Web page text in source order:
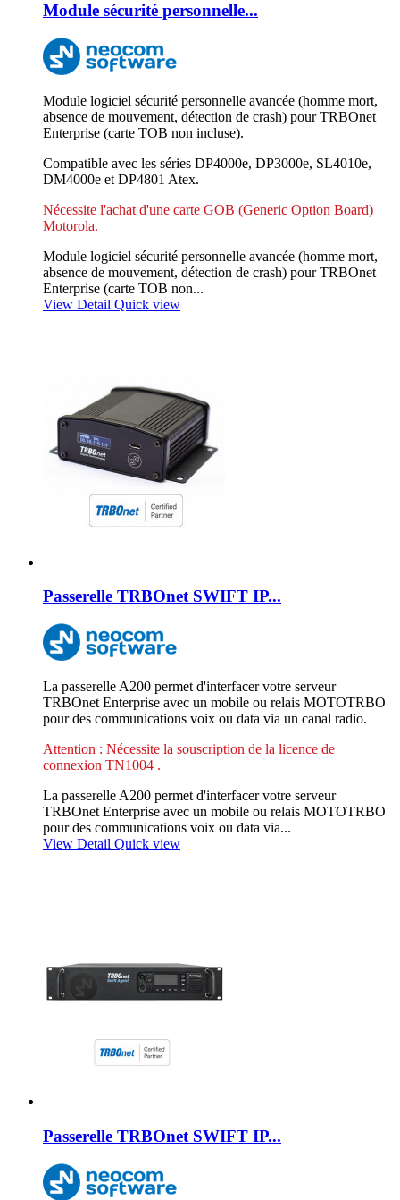
Module sécurité personnelle...
Module logiciel sécurité personnelle avancée (homme mort,
absence de mouvement, détection de crash) pour TRBOnet
Enterprise (carte TOB non incluse).
Compatible avec les séries DP4000e, DP3000e, SL4010e,
DM4000e et DP4801 Atex.
Nécessite l'achat d'une carte GOB (Generic Option Board)
Motorola.
Module logiciel sécurité personnelle avancée (homme mort,
absence de mouvement, détection de crash) pour TRBOnet
Enterprise (carte TOB non...
View Detail Quick view
Passerelle TRBOnet SWIFT IP...
La passerelle A200 permet d'interfacer votre serveur
TRBOnet Enterprise avec un mobile ou relais MOTOTRBO
pour des communications voix ou data via un canal radio.
Attention : Nécessite la souscription de la licence de
connexion TN1004 .
La passerelle A200 permet d'interfacer votre serveur
TRBOnet Enterprise avec un mobile ou relais MOTOTRBO
pour des communications voix ou data via...
View Detail Quick view
Passerelle TRBOnet SWIFT IP...